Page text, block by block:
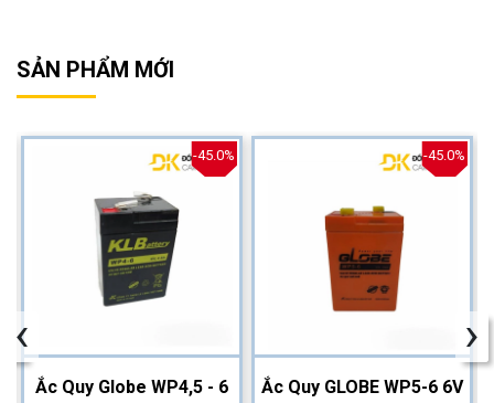
SẢN PHẨM MỚI
-45.0%
Ắc Quy Globe WP4,5 - 6
-45.0%
Ắc Quy GLOBE WP5-6 6V
‹ ›